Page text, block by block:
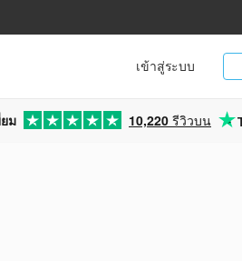
เข้าสู่ระบบ
ม 10,220 รีวิวบน